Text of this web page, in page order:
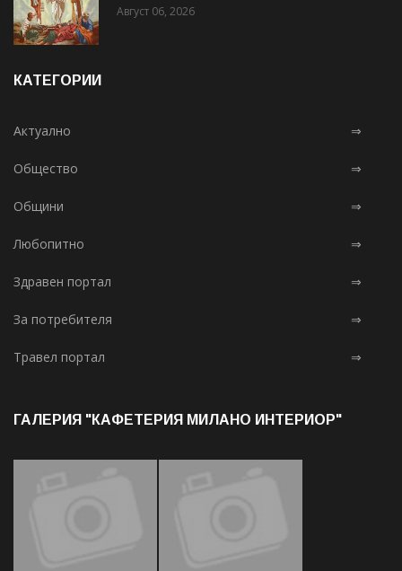
Август 06, 2026
КАТЕГОРИИ
Актуално ⇒
Общество ⇒
Общини ⇒
Любопитно ⇒
Здравен портал ⇒
За потребителя ⇒
Травел портал ⇒
ГАЛЕРИЯ "КАФЕТЕРИЯ МИЛАНО ИНТЕРИОР"